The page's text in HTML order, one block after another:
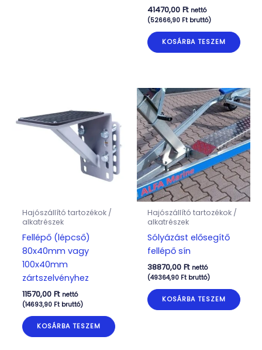
41470,00 Ft nettó
(52666,90 Ftbruttó)
KOSÁRBA TESZEM
Hajószállító tartozékok /
alkatrészek
Fellépő (lépcső)
80x40mm vagy
100x40mm
zártszelvényhez
11570,00 Ft nettó
(14693,90 Ftbruttó)
KOSÁRBA TESZEM
Hajószállító tartozékok /
alkatrészek
Sólyázást elősegítő
fellépő sín
38870,00 Ft nettó
(49364,90 Ftbruttó)
KOSÁRBA TESZEM